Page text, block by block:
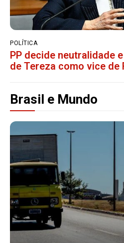
POLÍTICA
PP decide neutralidade
de Tereza como vice de
Brasil e Mundo